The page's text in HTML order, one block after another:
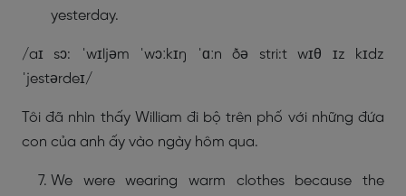
yesterday.
/aɪ sɔ: ˈwɪljəm ˈwɔːkɪŋ ˈɑːn ðə stri:t wɪθ ɪz kɪdz
ˈjestərdeɪ/
Tôi đã nhìn thấy William đi bộ trên phố với những đứa
con của anh ấy vào ngày hôm qua.
We were wearing warm clothes because the